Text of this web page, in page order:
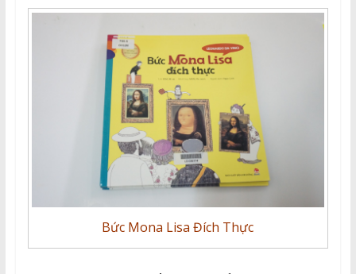
Bức Mona Lisa Đích Thực